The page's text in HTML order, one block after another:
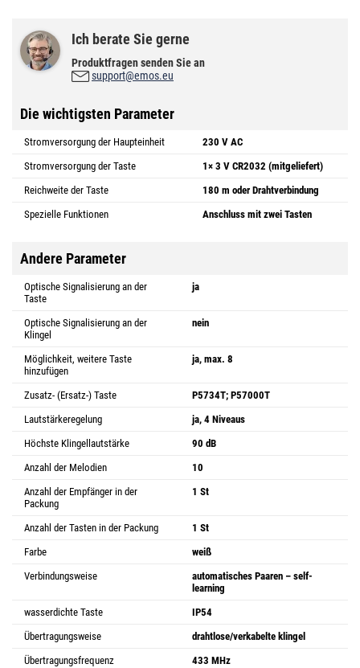
Ich berate Sie gerne
Produktfragen senden Sie an
support@emos.eu
Die wichtigsten Parameter
Stromversorgung der Haupteinheit
230 V AC
Stromversorgung der Taste
1× 3 V CR2032 (mitgeliefert)
Reichweite der Taste
180 m oder Drahtverbindung
Spezielle Funktionen
Anschluss mit zwei Tasten
Andere Parameter
Optische Signalisierung an der
Taste
ja
Optische Signalisierung an der
Klingel
nein
Möglichkeit, weitere Taste
hinzufügen
ja, max. 8
Zusatz- (Ersatz-) Taste
P5734T; P57000T
Lautstärkeregelung
ja, 4 Niveaus
Höchste Klingellautstärke
90 dB
Anzahl der Melodien
10
Anzahl der Empfänger in der
Packung
1 St
Anzahl der Tasten in der Packung
1 St
Farbe
weiß
Verbindungsweise
automatisches Paaren – self-
learning
wasserdichte Taste
IP54
Übertragungsweise
drahtlose/verkabelte klingel
Übertragungsfrequenz
433 MHz